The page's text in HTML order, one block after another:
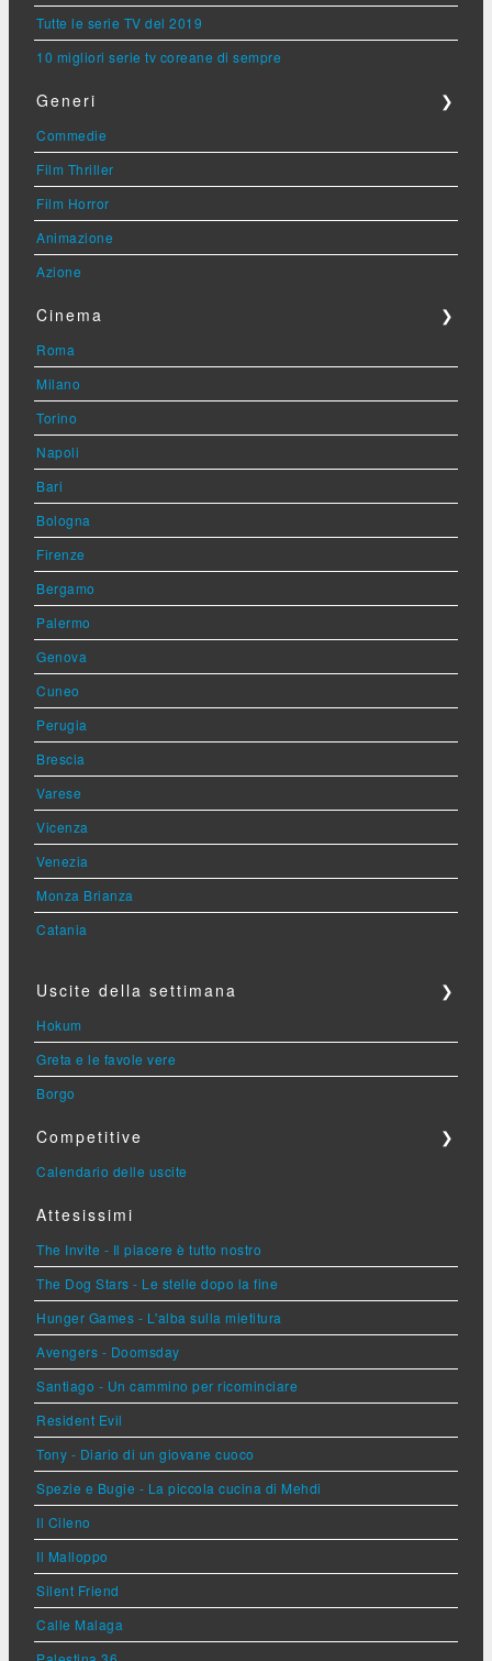
Tutte le serie TV del 2019
10 migliori serie tv coreane di sempre
Generi ❯
Commedie
Film Thriller
Film Horror
Animazione
Azione
Cinema ❯
Roma
Milano
Torino
Napoli
Bari
Bologna
Firenze
Bergamo
Palermo
Genova
Cuneo
Perugia
Brescia
Varese
Vicenza
Venezia
Monza Brianza
Catania
Uscite della settimana ❯
Hokum
Greta e le favole vere
Borgo
Competitive ❯
Calendario delle uscite
Attesissimi
The Invite - Il piacere è tutto nostro
The Dog Stars - Le stelle dopo la fine
Hunger Games - L'alba sulla mietitura
Avengers - Doomsday
Santiago - Un cammino per ricominciare
Resident Evil
Tony - Diario di un giovane cuoco
Spezie e Bugie - La piccola cucina di Mehdi
Il Cileno
Il Malloppo
Silent Friend
Calle Malaga